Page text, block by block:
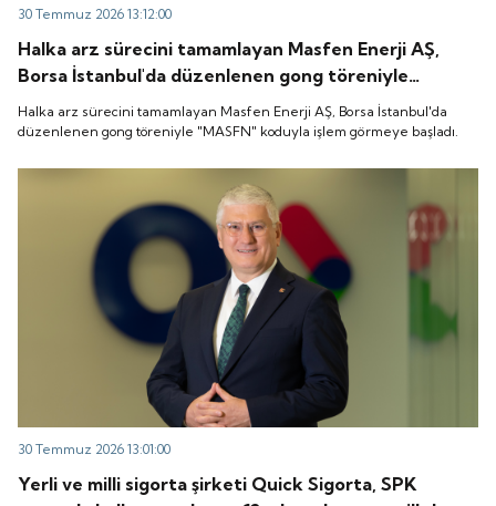
30 Temmuz 2026 13:12:00
Halka arz sürecini tamamlayan Masfen Enerji AŞ,
Borsa İstanbul'da düzenlenen gong töreniyle
"MASFN" koduyla işlem görmeye başladı.
Halka arz sürecini tamamlayan Masfen Enerji AŞ, Borsa İstanbul'da
düzenlenen gong töreniyle "MASFN" koduyla işlem görmeye başladı.
30 Temmuz 2026 13:01:00
Yerli ve milli sigorta şirketi Quick Sigorta, SPK